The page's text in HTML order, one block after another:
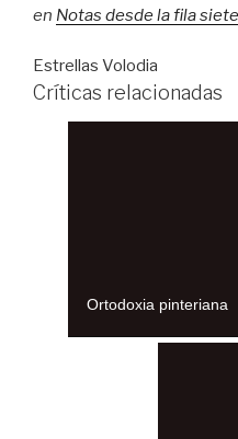
en Notas desde la fila
Estrellas Volodia
Críticas relacionadas
Ortodoxia pinteriana